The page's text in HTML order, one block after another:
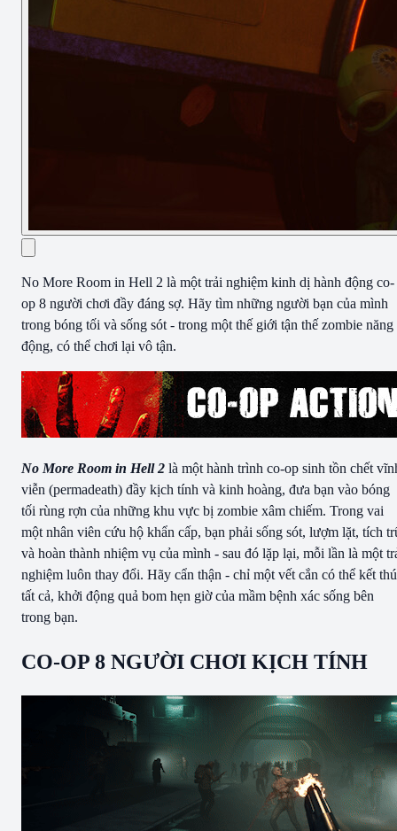
No More Room in Hell 2 là một trải nghiệm kinh dị hành động co-
op 8 người chơi đầy đáng sợ. Hãy tìm những người bạn của mình
trong bóng tối và sống sót - trong một thế giới tận thế zombie năng
động, có thể chơi lại vô tận.
No More Room in Hell 2 là một hành trình co-op sinh tồn chết
viễn (permadeath) đầy kịch tính và kinh hoàng, đưa bạn vào bóng
tối rùng rợn của những khu vực bị zombie xâm chiếm. Trong vai
một nhân viên cứu hộ khẩn cấp, bạn phải sống sót, lượm lặt, tích
và hoàn thành nhiệm vụ của mình - sau đó lặp lại, mỗi lần là một
nghiệm luôn thay đổi. Hãy cẩn thận - chỉ một vết cắn có thể kết
tất cả, khởi động quả bom hẹn giờ của mầm bệnh xác sống bên
trong bạn.
CO-OP 8 NGƯỜI CHƠI KỊCH TÍNH